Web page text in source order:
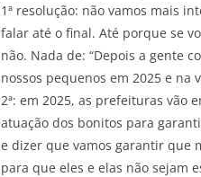
1ª resolução: não vamos mais
falar até o final. Até porque se
não. Nada de: “Depois a gente
nossos pequenos em 2025 e na
2ª: em 2025, as prefeituras vão
atuação dos bonitos para
e dizer que vamos garantir que
para que eles e elas não sejam